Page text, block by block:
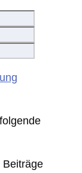
Beiträge